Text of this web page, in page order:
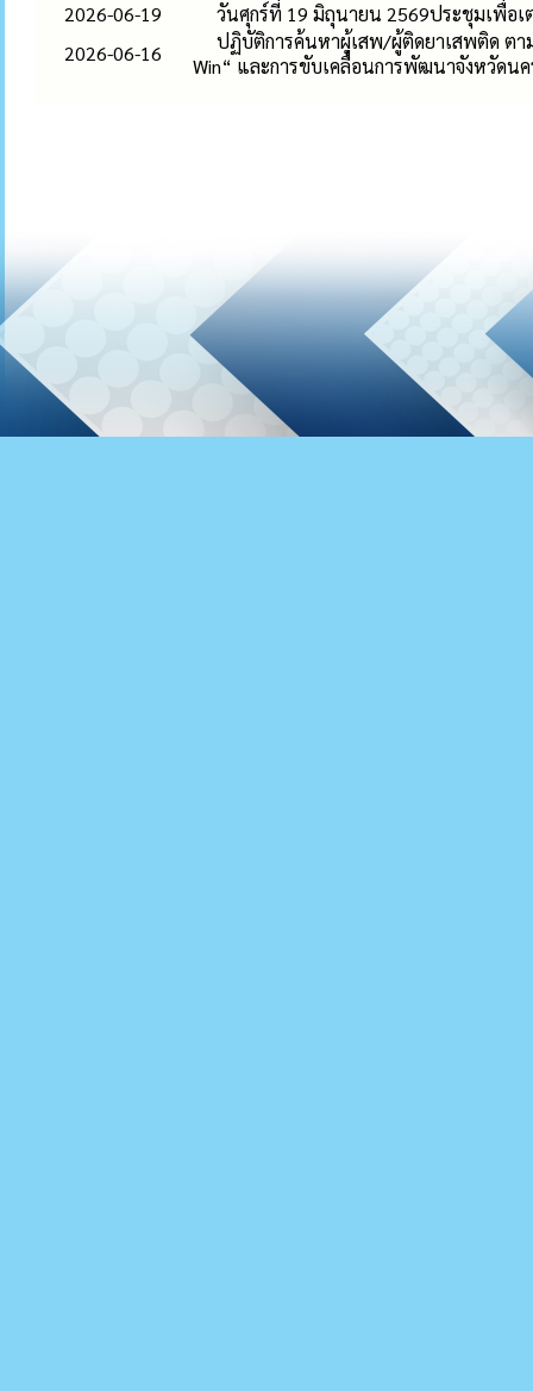
2026-06-19
วันศุกร์ที่ 19 มิถุนายน 2569ประชุมเพื่อเ
2026-06-16
ปฏิบัติการค้นหาผู้เสพ/ผู้ติดยาเสพติด ต
Win“ และการขับเคลื่อนการพัฒนาจังหวัดนค